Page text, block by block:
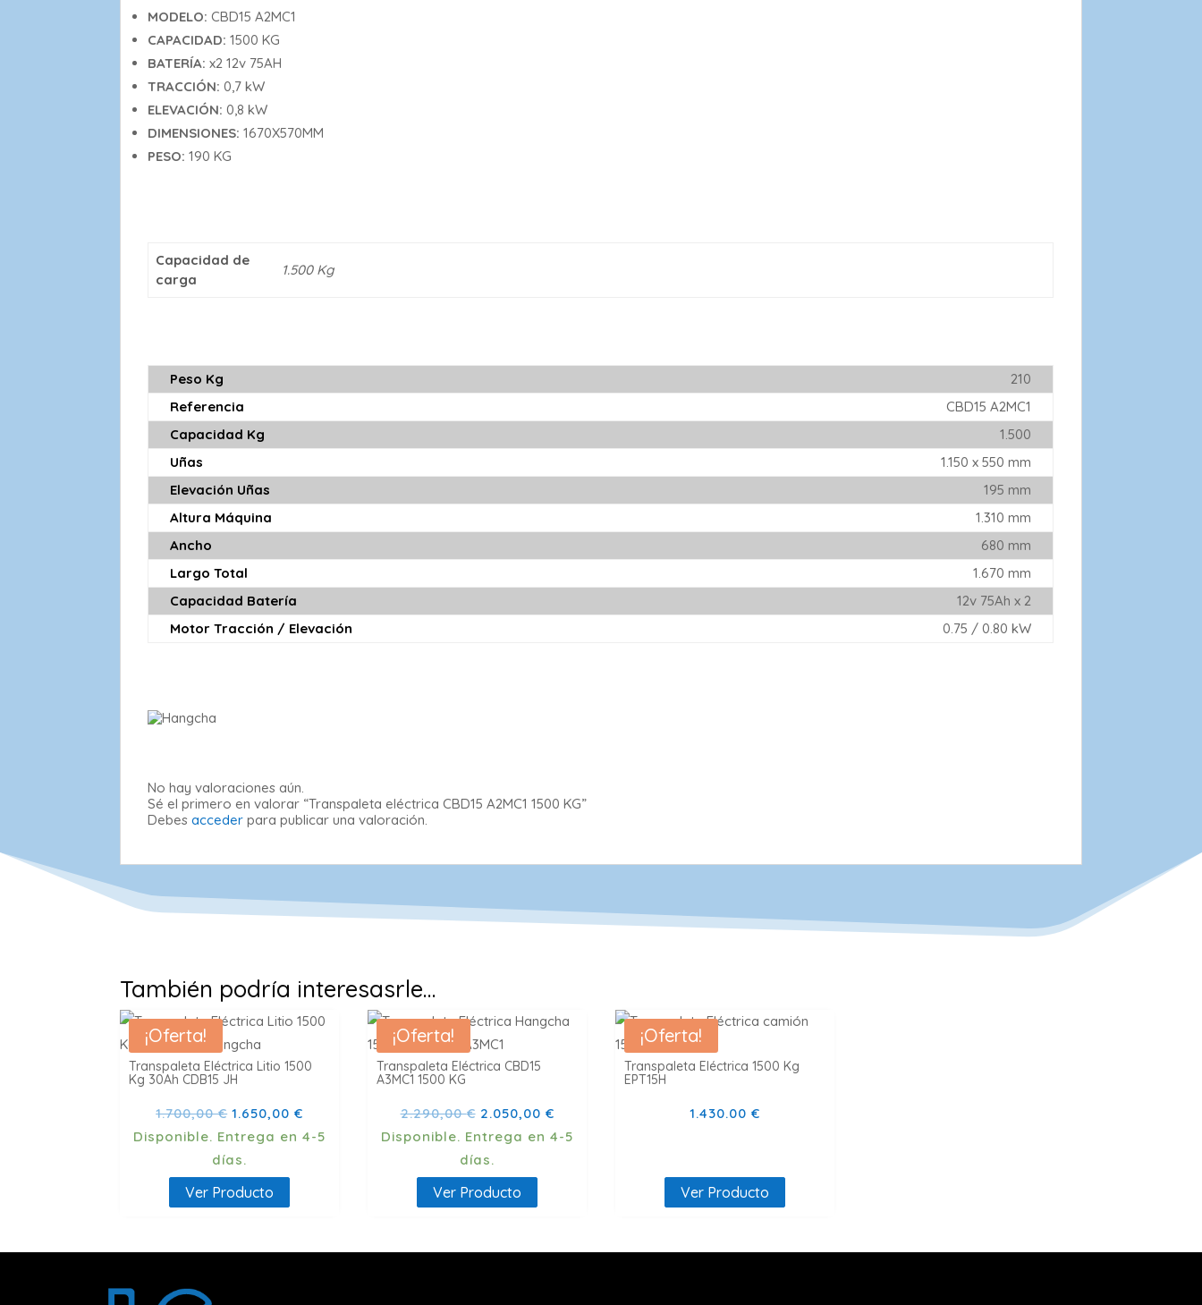
MODELO: CBD15 A2MC1
CAPACIDAD: 1500 KG
BATERÍA: x2 12v 75AH
TRACCIÓN: 0,7 kW
ELEVACIÓN: 0,8 kW
DIMENSIONES: 1670X570MM
PESO: 190 KG
Capacidad de
carga
1.500 Kg
Peso Kg
210
Referencia
CBD15 A2MC1
Capacidad Kg
1.500
Uñas
1.150 x 550 mm
Elevación Uñas
195 mm
Altura Máquina
1.310 mm
Ancho
680 mm
Largo Total
1.670 mm
Capacidad Batería
12v 75Ah x 2
Motor Tracción / Elevación
0.75 / 0.80 kW
No hay valoraciones aún.
Sé el primero en valorar “Transpaleta eléctrica CBD15 A2MC1 1500 KG”
Debesacceder para publicar una valoración.
También podría interesasrle…
¡Oferta!
Transpaleta Eléctrica Litio 1500
Kg 30Ah CDB15 JH
1.700,00€ El
precio
original
era:
1.700,00 €.
1.650,00€
precio
Disponible. Entrega en 4-5
días.
Ver Producto
¡Oferta!
Transpaleta Eléctrica CBD15
A3MC1 1500 KG
2.290,00€ El
precio
original
era:
2.290,00 €.
2.050,00 €El
precio
Disponible. Entrega en 4-5
días.
Ver Producto
¡Oferta!
Transpaleta Eléctrica 1500 Kg
EPT15H
1.430.00 €
Ver Producto